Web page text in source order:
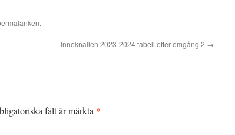
.
Inneknallen 2023-2024 tabell efter omgång 2 →
fält är märkta *